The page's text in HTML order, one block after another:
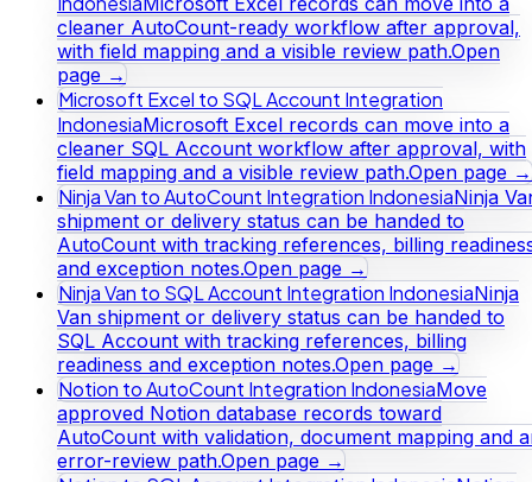
cleaner AutoCount-ready workflow after approval,
with field mapping and a visible review path.Open
page →
Microsoft Excel to SQL Account Integration
IndonesiaMicrosoft Excel records can move into a
cleaner SQL Account workflow after approval, with
field mapping and a visible review path.Open page →
Ninja Van to AutoCount Integration IndonesiaNinja
shipment or delivery status can be handed to
AutoCount with tracking references, billing
and exception notes.Open page →
Ninja Van to SQL Account Integration IndonesiaNinja
Van shipment or delivery status can be handed to
SQL Account with tracking references, billing
readiness and exception notes.Open page →
Notion to AutoCount Integration IndonesiaMove
approved Notion database records toward
AutoCount with validation, document mapping and
error-review path.Open page →